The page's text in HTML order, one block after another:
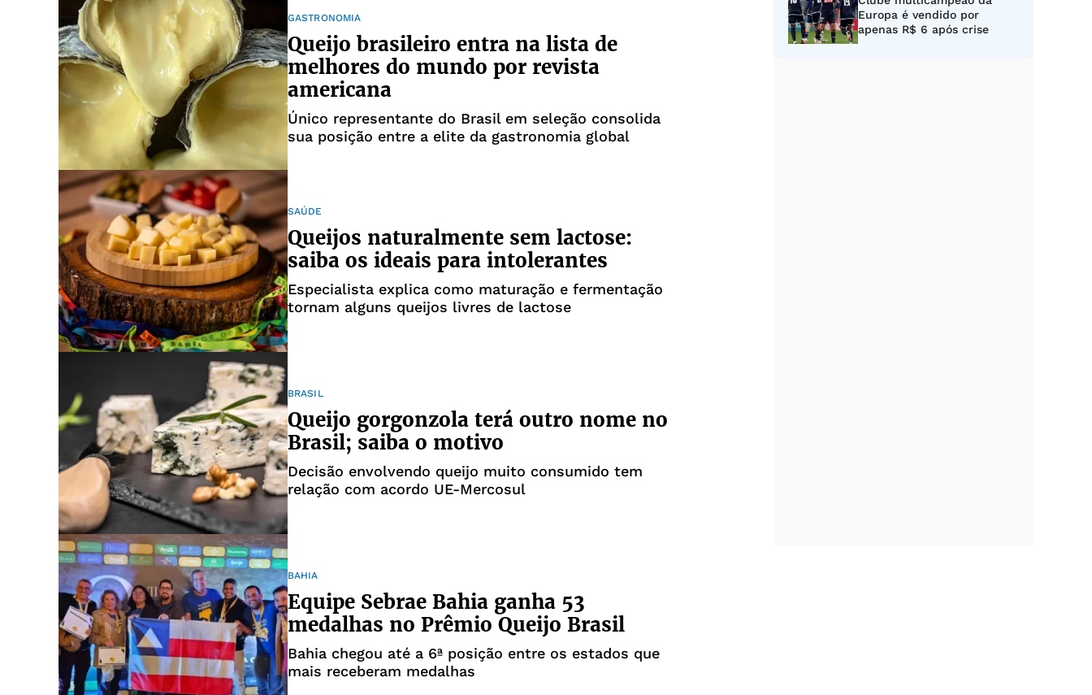
GASTRONOMIA
Queijo brasileiro entra na lista de
melhores do mundo por revista
americana
Único representante do Brasil em seleção consolida
sua posição entre a elite da gastronomia global
SAÚDE
Queijos naturalmente sem lactose:
saiba os ideais para intolerantes
Especialista explica como maturação e fermentação
tornam alguns queijos livres de lactose
BRASIL
Queijo gorgonzola terá outro nome no
Brasil; saiba o motivo
Decisão envolvendo queijo muito consumido tem
relação com acordo UE-Mercosul
BAHIA
Equipe Sebrae Bahia ganha 53
medalhas no Prêmio Queijo Brasil
Bahia chegou até a 6ª posição entre os estados que
mais receberam medalhas
Europa é vendido por
apenas R$ 6 após crise